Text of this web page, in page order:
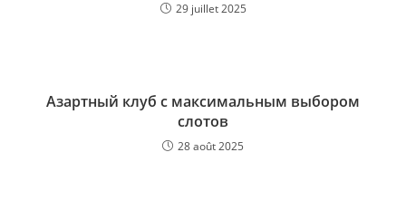
29 juillet 2025
Азартный клуб с максимальным выбором
слотов
28 août 2025